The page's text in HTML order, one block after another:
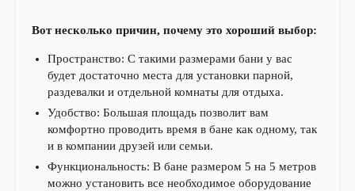
Вот несколько причин, почему это хороший выбор:
Пространство: С такими размерами бани у вас
будет достаточно места для установки парной,
раздевалки и отдельной комнаты для отдыха.
Удобство: Большая площадь позволит вам
комфортно проводить время в бане как одному, так
и в компании друзей или семьи.
Функциональность: В бане размером 5 на 5 метров
можно установить все необходимое оборудование